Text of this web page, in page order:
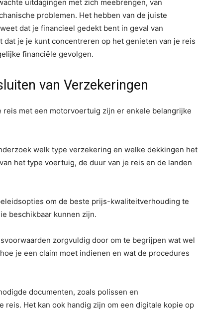
uitdagingen met zich meebrengen, van
problemen. Het hebben van de juiste
dat je financieel gedekt bent in geval van
je je kunt concentreren op het genieten van je reis
financiële gevolgen.
van Verzekeringen
met een motorvoertuig zijn er enkele belangrijke
welk type verzekering en welke dekkingen het
het type voertuig, de duur van je reis en de landen
om de beste prijs-kwaliteitverhouding te
beschikbaar kunnen zijn.
zorgvuldig door om te begrijpen wat wel
je een claim moet indienen en wat de procedures
documenten, zoals polissen en
Het kan ook handig zijn om een digitale kopie op